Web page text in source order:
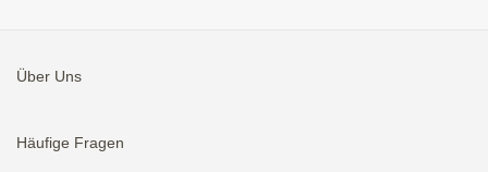
Über Uns
Häufige Fragen